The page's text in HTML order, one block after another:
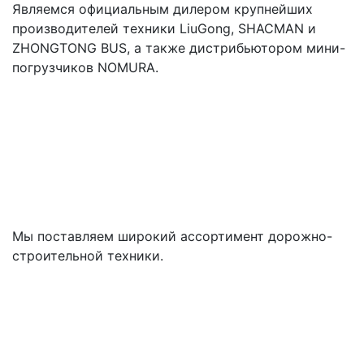
Являемся официальным дилером крупнейших
производителей техники LiuGong, SHACMAN и
ZHONGTONG BUS, а также дистрибьютором мини-
погрузчиков NOMURA.
Мы поставляем широкий ассортимент дорожно-
строительной техники.